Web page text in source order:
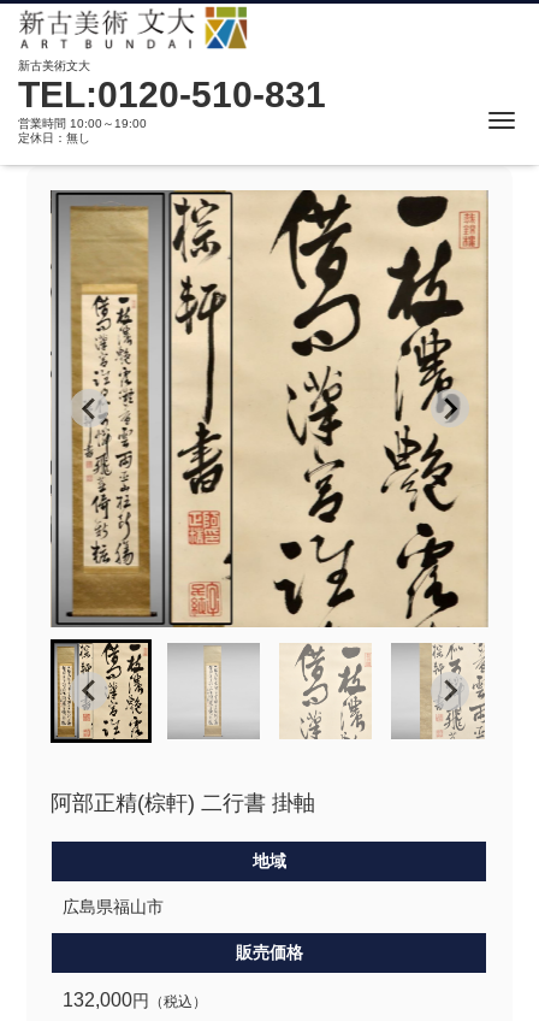
新古美術文大
TEL:0120-510-831
営業時間 10:00～19:00
定休日：無し
阿部正精(棕軒) 二行書 掛軸
地域
広島県福山市
販売価格
132,000円 （税込）